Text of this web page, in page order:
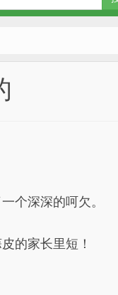
个深深的呵欠。
的家长里短！